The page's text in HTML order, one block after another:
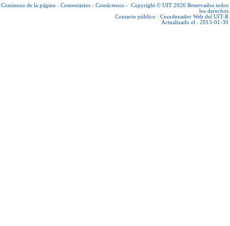
Comienzo de la página - Comentarios - Contáctenos - Copyright © UIT 2026 Reservados todos
los derechos
Contacto público : Coordenador Web del UIT-R
Actualizado el : 2013-01-30